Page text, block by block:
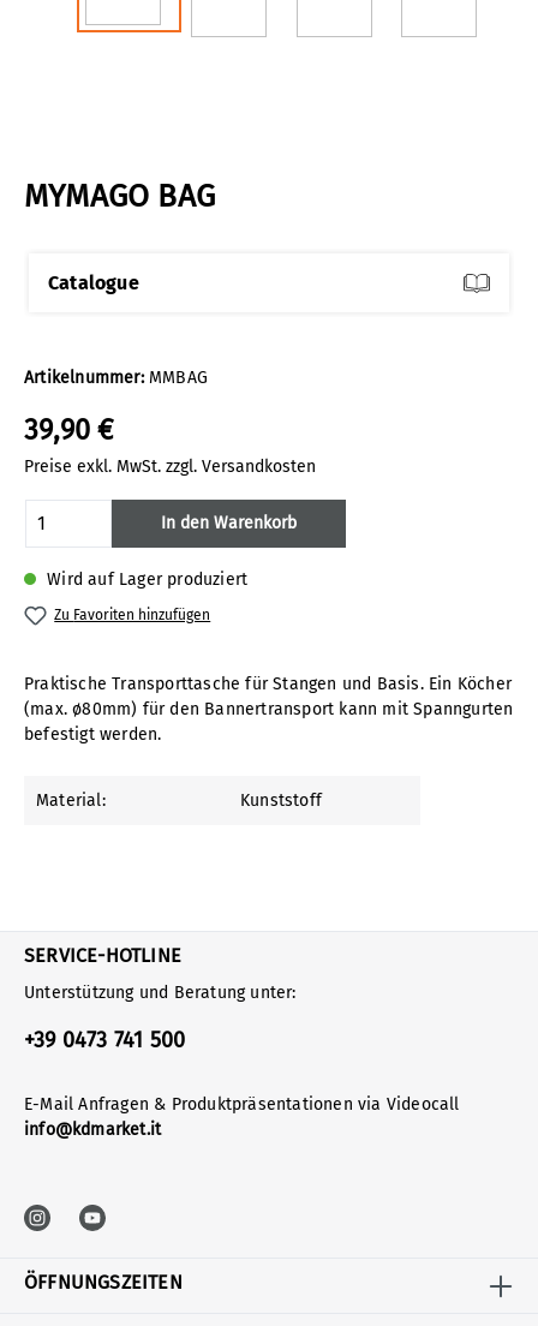
MYMAGO BAG
Catalogue
Artikelnummer: MMBAG
39,90 €
Preise exkl. MwSt. zzgl. Versandkosten
Wird auf Lager produziert
Produkt Anzahl: Gib den gewünschten
In den Warenkorb
Zu Favoriten hinzufügen
Praktische Transporttasche für Stangen und Basis. Ein Köcher
(max. ø80mm) für den Bannertransport kann mit Spanngurten
befestigt werden.
Material: Kunststoff
SERVICE-HOTLINE
Unterstützung und Beratung unter:
+39 0473 741 500
E-Mail Anfragen & Produktpräsentationen via Videocall
info@kdmarket.it
ÖFFNUNGSZEITEN